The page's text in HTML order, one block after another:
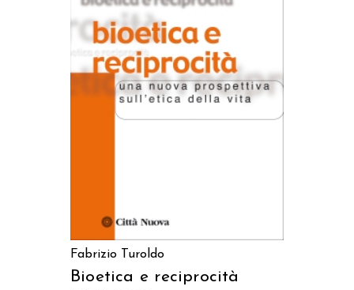
AGGIUNGI AL CARRELLO
Fabrizio Turoldo
Bioetica e reciprocità